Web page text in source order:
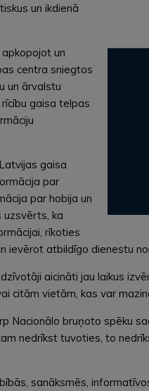
un ikdienā
un
centra sniegtos
un ārvalstu
gaisa telpas
gaisa
par
par hobija un
uzsvērts, ka
rīkoties
ievērot atbildīgo dienestu
aicināti jau laikus
citām vietām, kas var
Nacionālo bruņoto spēku
nedrīkst tuvoties, to
sanāksmēs,